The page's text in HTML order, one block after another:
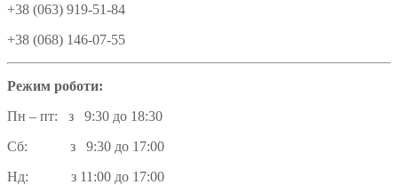
+38 (063) 919-51-84
+38 (068) 146-07-55
Режим роботи:
Пн – пт: з 9:30 до 18:30
Сб: з 9:30 до 17:00
Нд: з 11:00 до 17:00